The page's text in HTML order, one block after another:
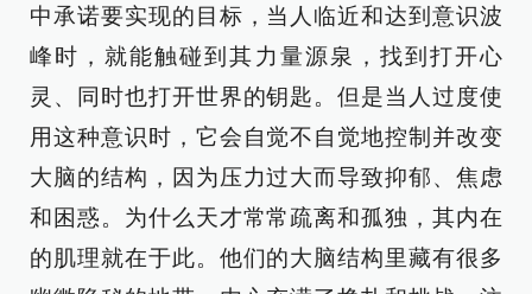
中承诺要实现的目标，当人临近和达到意识波
峰时，就能触碰到其力量源泉，找到打开心
灵、同时也打开世界的钥匙。但是当人过度使
用这种意识时，它会自觉不自觉地控制并改变
大脑的结构，因为压力过大而导致抑郁、焦虑
和困惑。为什么天才常常疏离和孤独，其内在
的肌理就在于此。他们的大脑结构里藏有很多